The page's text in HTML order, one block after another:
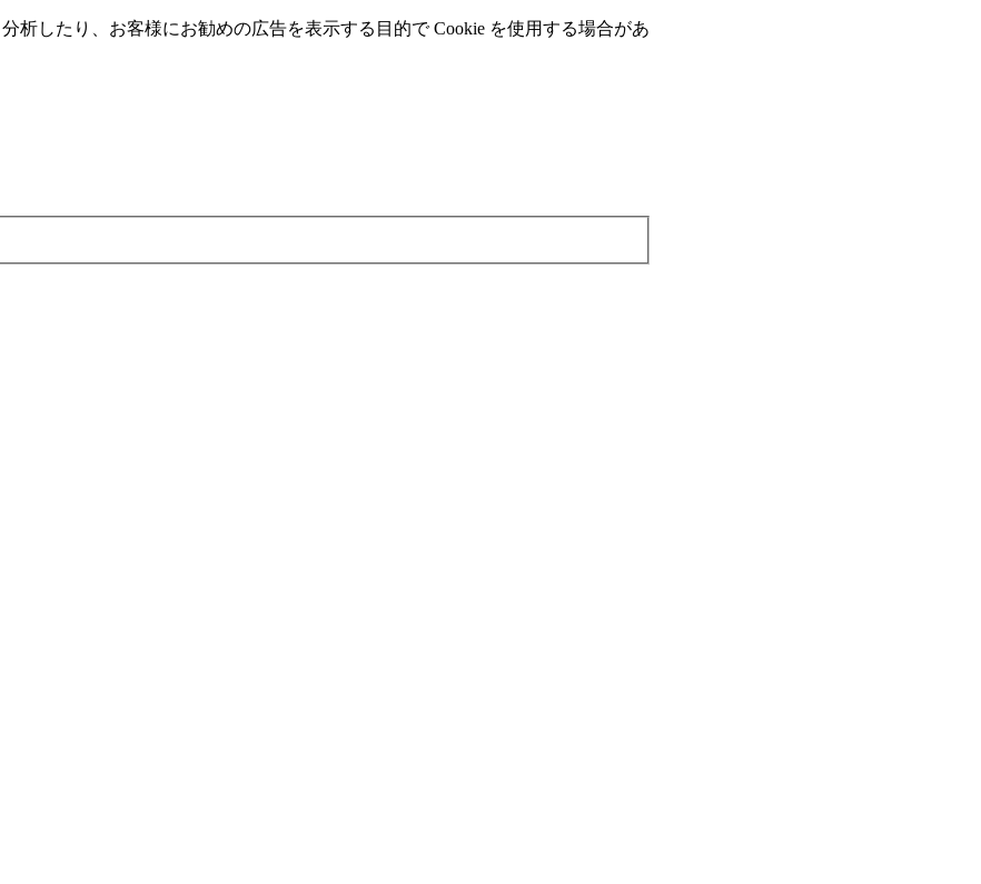
析したり、お客様にお勧めの広告を表⽰する⽬的で Cookie を使⽤する場合があ